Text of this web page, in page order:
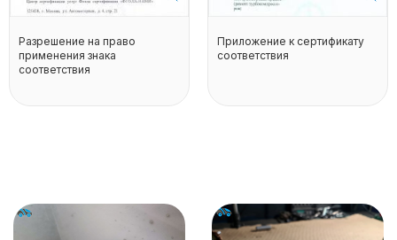
Разрешение на право
применения знака
соответствия
Приложение к сертификату
соответствия